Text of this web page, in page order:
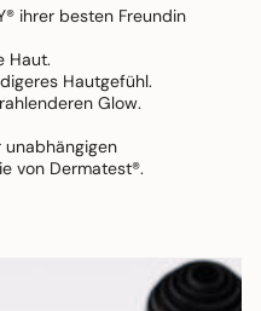
ihrer besten Freundin
Haut.
Hautgefühl.
Glow.
unabhängigen
von Dermatest®.